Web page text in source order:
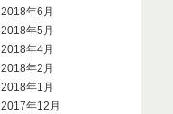
2018年6月
2018年5月
2018年4月
2018年2月
2018年1月
2017年12月